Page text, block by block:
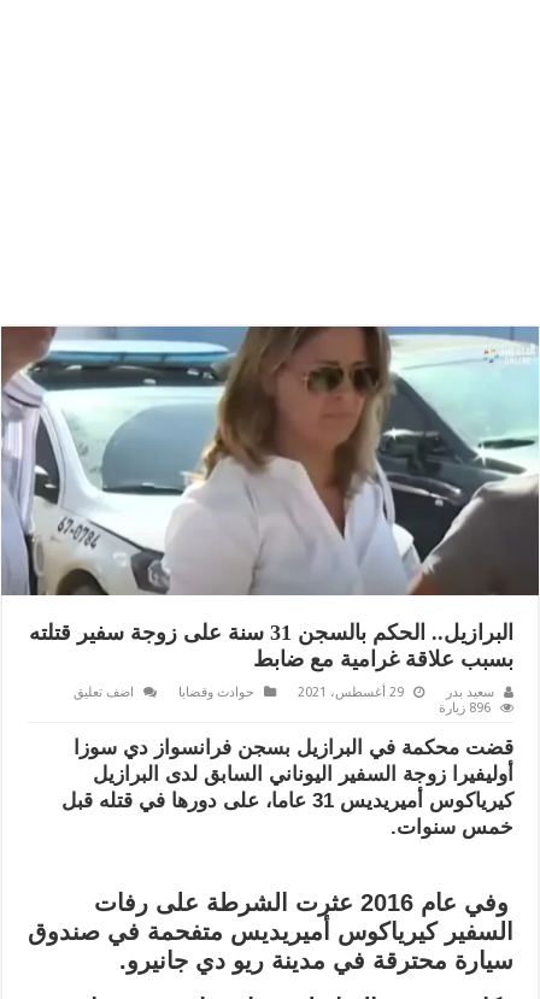
البرازيل.. الحكم بالسجن 31 سنة على زوجة سفير قتلته
بسبب علاقة غرامية مع ضابط
سعيد بدر 29 أغسطس، 2021 حوادث وقضايا
اضف تعليق
896 زيارة
قضت محكمة في البرازيل بسجن فرانسواز دي سوزا
أوليفيرا زوجة السفير اليوناني السابق لدى البرازيل
كيرياكوس أميريديس 31 عاما، على دورها في قتله قبل
خمس سنوات.
وفي عام 2016 عثرت الشرطة على رفات
السفير كيرياكوس أميريديس متفحمة في صندوق
سيارة محترقة في مدينة ريو دي جانيرو.